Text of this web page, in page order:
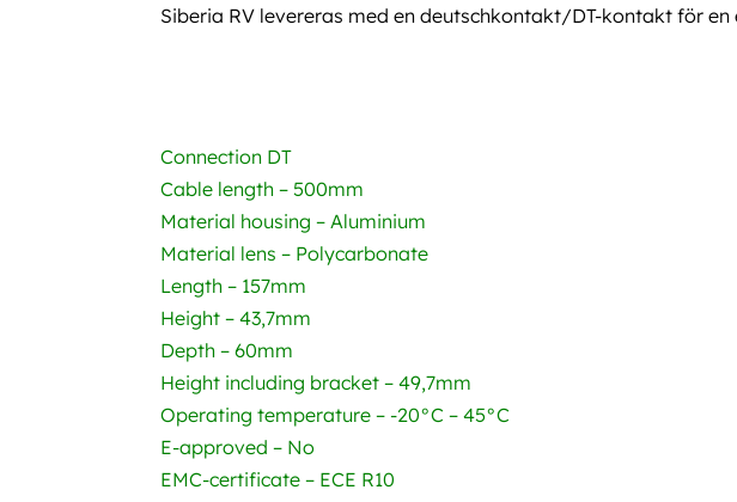
Siberia RV levereras med en deutschkontakt/DT-kontakt för en
Connection DT
Cable length – 500mm
Material housing – Aluminium
Material lens – Polycarbonate
Length – 157mm
Height – 43,7mm
Depth – 60mm
Height including bracket – 49,7mm
Operating temperature – -20°C – 45°C
E-approved – No
EMC-certificate – ECE R10